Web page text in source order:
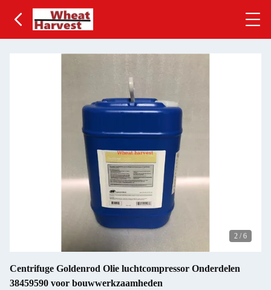
2 / 6
Centrifuge Goldenrod Olie luchtcompressor Onderdelen
38459590 voor bouwwerkzaamheden